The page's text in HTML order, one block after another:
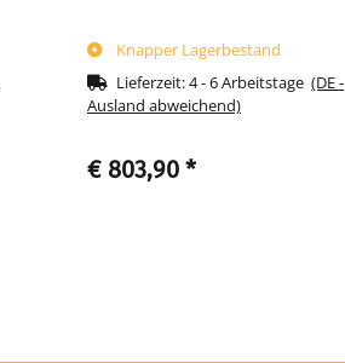
Knapper Lagerbestand
Lieferzeit:4 - 6 Arbeitstage(DE -
Ausland abweichend)
€ 803,90 *